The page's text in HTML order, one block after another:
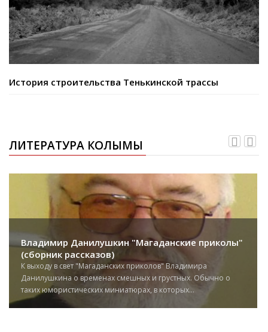
История строительства Тенькинской трассы
ЛИТЕРАТУРА КОЛЫМЫ
Владимир Данилушкин "Магаданские приколы"
(сборник рассказов)
К выходу в свет "Магаданских приколов" Владимира
Данилушкина о временах смешных и грустных. Обычно о
таких юмористических миниатюрах, в которых...